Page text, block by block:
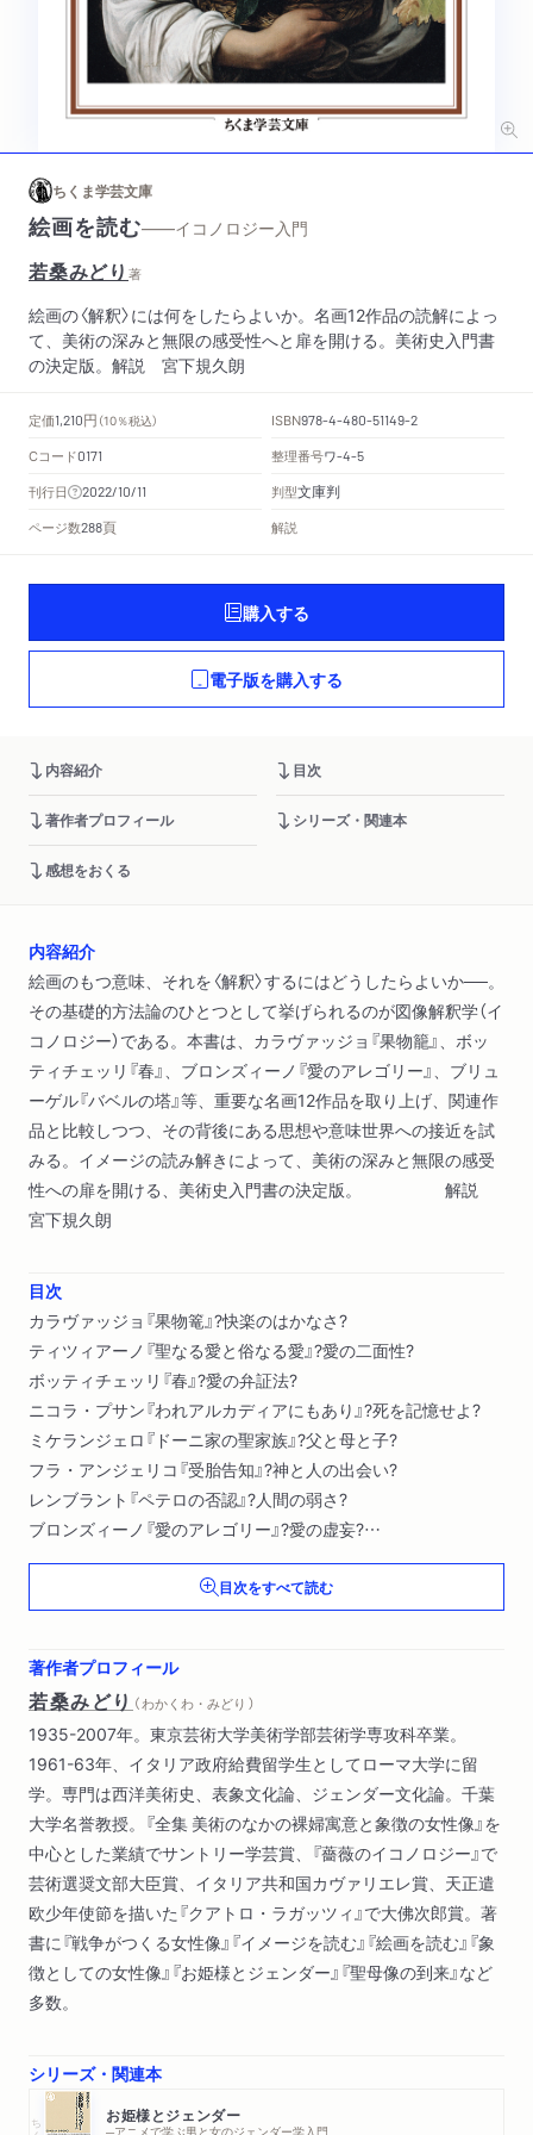
ちくま学芸文庫
絵画を読む——イコノロジー入門
若桑みどり 著
絵画の〈解釈〉には何をしたらよいか。名画12作品の読解によっ
て、美術の深みと無限の感受性へと扉を開ける。美術史入門書
の決定版。解説 宮下規久朗
定価1,210円 （10％税込） ISBN978-4-480-51149-2
Cコード0171 整理番号ワ-4-5
刊行日 2022/10/11 判型文庫判
ページ数288頁 解説
購入する
電子版を購入する
内容紹介 目次
著作者プロフィール シリーズ・関連本
感想をおくる
内容紹介
絵画のもつ意味、それを〈解釈〉するにはどうしたらよいか──。
その基礎的方法論のひとつとして挙げられるのが図像解釈学（イ
コノロジー）である。本書は、カラヴァッジョ『果物籠』、ボッ
ティチェッリ『春』、ブロンズィーノ『愛のアレゴリー』、ブリュ
ーゲル『バベルの塔』等、重要な名画12作品を取り上げ、関連作
品と比較しつつ、その背後にある思想や意味世界への接近を試
みる。イメージの読み解きによって、美術の深みと無限の感受
性への扉を開ける、美術史入門書の決定版。 解説
宮下規久朗
目次
カラヴァッジョ『果物篭』?快楽のはかなさ?
ティツィアーノ『聖なる愛と俗なる愛』?愛の二面性?
ボッティチェッリ『春』?愛の弁証法?
ニコラ・プサン『われアルカディアにもあり』?死を記憶せよ?
ミケランジェロ『ドーニ家の聖家族』?父と母と子?
フラ・アンジェリコ『受胎告知』?神と人の出会い?
レンブラント『ペテロの否認』?人間の弱さ?
ブロンズィーノ『愛のアレゴリー』?愛の虚妄?
ジョルジョーネ『テンペスタ（嵐）』?男性原理と女性原理?
デューラー『メレンコリア１』?自然哲学と芸術の結合?
バルドゥング・グリーン『女の三世代』?老いについて?
目次をすべて読む
著作者プロフィール
若桑みどり （ わかくわ・みどり ）
1935-2007年。東京芸術大学美術学部芸術学専攻科卒業。
1961-63年、イタリア政府給費留学生としてローマ大学に留
学。専門は西洋美術史、表象文化論、ジェンダー文化論。千葉
大学名誉教授。『全集 美術のなかの裸婦寓意と象徴の女性像』を
中心とした業績でサントリー学芸賞、『薔薇のイコノロジー』で
芸術選奨文部大臣賞、イタリア共和国カヴァリエレ賞、天正遣
欧少年使節を描いた『クアトロ・ラガッツィ』で大佛次郎賞。著
書に『戦争がつくる女性像』『イメージを読む』『絵画を読む』『象
徴としての女性像』『お姫様とジェンダー』『聖母像の到来』など
多数。
シリーズ・関連本
お姫様とジェンダー
─アニメで学ぶ男と女のジェンダー学入門